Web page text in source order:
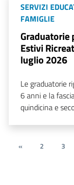
SERVIZI
FAMIGLIE
Graduatorie
Estivi
luglio 2026
Le graduatorie
6 anni e la
quindicina e
« 2 3